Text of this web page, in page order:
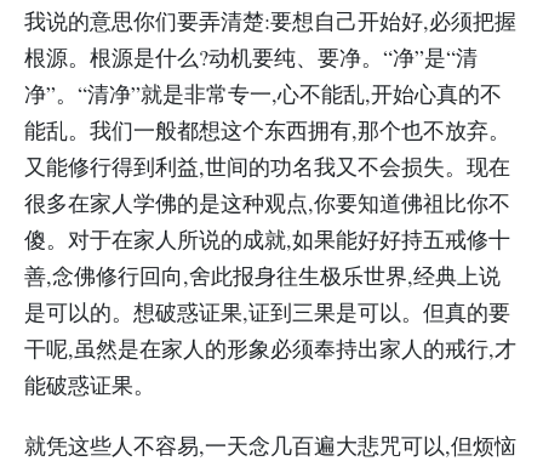
我说的意思你们要弄清楚:要想自己开始好,必须把握
根源。根源是什么?动机要纯、要净。“净”是“清
净”。“清净”就是非常专一,心不能乱,开始心真的不
能乱。我们一般都想这个东西拥有,那个也不放弃。
又能修行得到利益,世间的功名我又不会损失。现在
很多在家人学佛的是这种观点,你要知道佛祖比你不
傻。对于在家人所说的成就,如果能好好持五戒修十
善,念佛修行回向,舍此报身往生极乐世界,经典上说
是可以的。想破惑证果,证到三果是可以。但真的要
干呢,虽然是在家人的形象必须奉持出家人的戒行,才
能破惑证果。
就凭这些人不容易,一天念几百遍大悲咒可以,但烦恼